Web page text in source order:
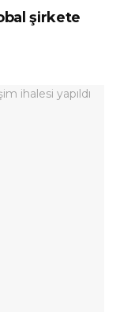
şirkete